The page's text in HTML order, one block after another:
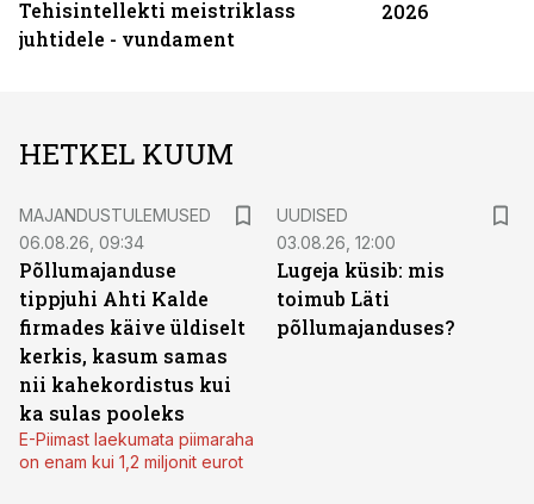
Tehisintellekti meistriklass
juhtidele - vundament
2026
HETKEL KUUM
MAJANDUSTULEMUSED
06.08.26, 09:34
Põllumajanduse
tippjuhi Ahti Kalde
firmades käive üldiselt
kerkis, kasum samas
nii kahekordistus kui
ka sulas pooleks
E-Piimast laekumata piimaraha
on enam kui 1,2 miljonit eurot
UUDISED
03.08.26, 12:00
Lugeja küsib: mis
toimub Läti
põllumajanduses?